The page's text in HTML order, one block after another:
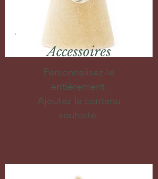
Accessoires
Personnalisez-le
entièrement.
Ajoutez le contenu
souhaité.